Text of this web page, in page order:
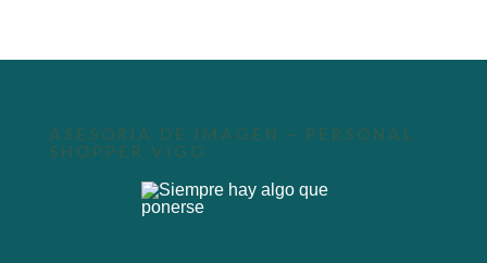
ASESORÍA DE IMAGEN – PERSONAL
SHOPPER VIGO